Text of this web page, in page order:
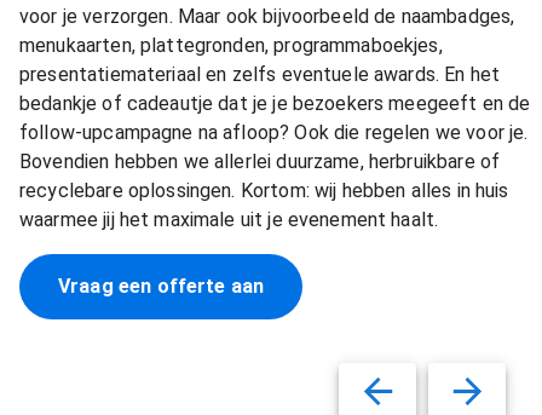
voor je verzorgen. Maar ook bijvoorbeeld de naambadges,
menukaarten, plattegronden, programmaboekjes,
presentatiemateriaal en zelfs eventuele awards. En het
bedankje of cadeautje dat je je bezoekers meegeeft en de
follow-upcampagne na afloop? Ook die regelen we voor je.
Bovendien hebben we allerlei duurzame, herbruikbare of
recyclebare oplossingen. Kortom: wij hebben alles in huis
waarmee jij het maximale uit je evenement haalt.
Vraag een offerte aan